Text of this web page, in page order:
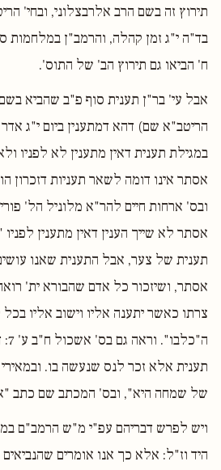
תירוץ זה בשם הרב אלרבצלוני, ובחי'
בד"ה י"ג זמן קהלה, והרמב"ן במלחמות
ח' הביאו גם תירוץ הב' של התוס'.
אבל עי' בר"ן תענית סוף פ"ב שהביא
הריטב"א שם) דהא דמתענין ביום י"ג
במגילת תענית דאין מתענין לא לפניו
אסתר אינו דומה לשאר תעניות דזכרון
ובס' ארחות חיים להר"א מלוניל הל'
אסתר לא שייך הענין דאין מתענין
תענית של צער, אבל התענית שאנו
אסתר, ושיזכור כל אדם שהבורא ית'
צרתו כאשר יתענה אליו וישוב אליו
תענית אלא זכר לנס שנעשה בו.
של שמחה היא", ובס' המכתב שם כתב
ויש לפרש דבריהם עפ"י מ"ש הרמב"ם
היד וז"ל: אלא כך אנו אומרים שהנביאים